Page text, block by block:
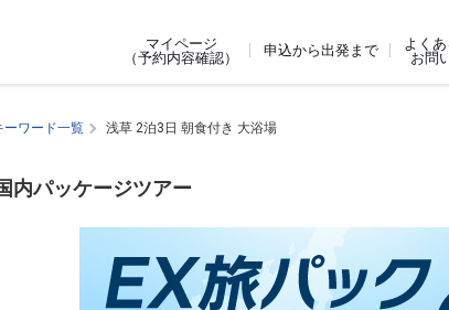
マイページ
（予約内容確認）
申込から出発まで
よく
お問
ーワード一覧 浅草 2泊3日 朝食付き 大浴場
内パッケージツアー